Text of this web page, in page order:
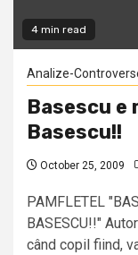
4 min read
Analize-
Basescu e
Basescu!!
October 25, 2009
PAMFLETEL
BASESCU!!"
când copil fiind,